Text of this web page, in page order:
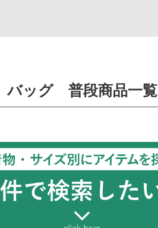
バッグ 普段商品一覧
Silver
イズ（24.5cm-）
検索